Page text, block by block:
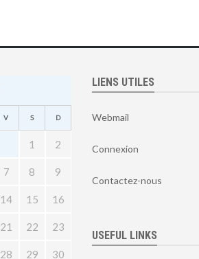
V S D
1 2
7 8 9
14 15 16
21 22 23
28 29 30
LIENS UTILES
Webmail
Connexion
Contactez-nous
USEFUL LINKS